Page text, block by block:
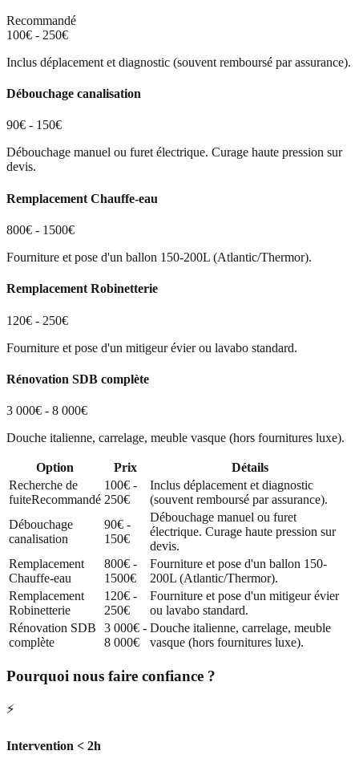
Recommandé
100€ - 250€
Inclus déplacement et diagnostic (souvent remboursé par assurance).
Débouchage canalisation
90€ - 150€
Débouchage manuel ou furet électrique. Curage haute pression sur
devis.
Remplacement Chauffe-eau
800€ - 1500€
Fourniture et pose d'un ballon 150-200L (Atlantic/Thermor).
Remplacement Robinetterie
120€ - 250€
Fourniture et pose d'un mitigeur évier ou lavabo standard.
Rénovation SDB complète
3 000€ - 8 000€
Douche italienne, carrelage, meuble vasque (hors fournitures luxe).
Option Prix
Détails
Recherche de
fuiteRecommandé
100€ -
250€
Inclus déplacement et diagnostic
(souvent remboursé par assurance).
Débouchage
canalisation
90€ -
150€
Débouchage manuel ou furet
électrique. Curage haute pression sur
devis.
Remplacement
Chauffe-eau
800€ -
1500€
Fourniture et pose d'un ballon 150-
200L (Atlantic/Thermor).
Remplacement
Robinetterie
120€ -
250€
Fourniture et pose d'un mitigeur évier
ou lavabo standard.
Rénovation SDB
complète
3 000€ -
8 000€
Douche italienne, carrelage, meuble
vasque (hors fournitures luxe).
Pourquoi nous faire confiance ?
⚡
Intervention < 2h